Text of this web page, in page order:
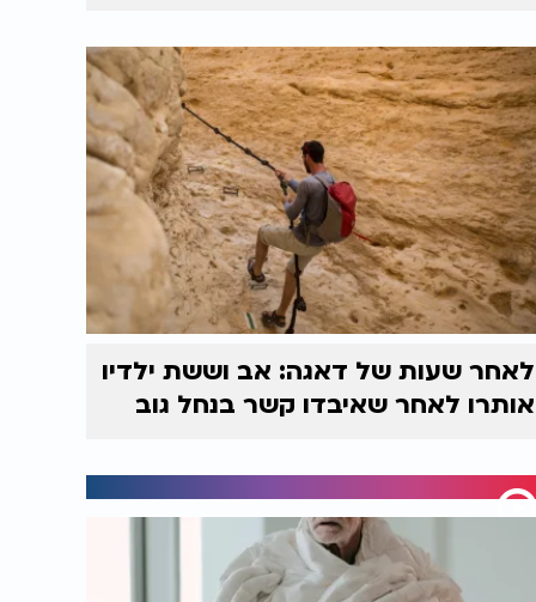
לאחר שעות של דאגה: אב וששת ילדיו
אותרו לאחר שאיבדו קשר בנחל גוב